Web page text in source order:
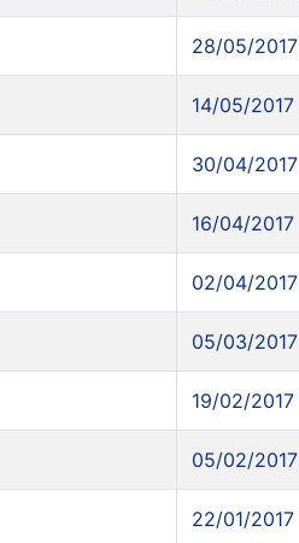
28/05/2017
14/05/2017
30/04/2017
16/04/2017
02/04/2017
05/03/2017
19/02/2017
05/02/2017
22/01/2017